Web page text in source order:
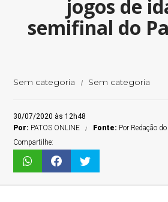
jogos de
semifinal do
Sem categoria Sem categoria
30/07/2020 às 12h48
Por: PATOS ONLINE Fonte: Por Redação
Compartilhe: